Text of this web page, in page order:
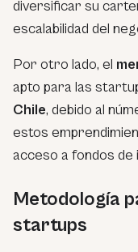
diversificar su
escalabilidad del
Por otro lado, el
apto para las
Chile, debido al
estos
acceso a fondos de
Metodología
startups